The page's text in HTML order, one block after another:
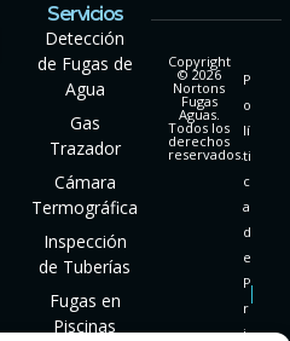
Servicios
Detección
de Fugas de
Agua
Gas
Trazador
Cámara
Termográfica
Inspección
de Tuberías
Fugas en
Piscinas
Copyright
© 2026
Nortons
Fugas
Aguas.
Todos los
derechos
reservados.
P
o
lí
ti
c
a
d
e
P
r
i